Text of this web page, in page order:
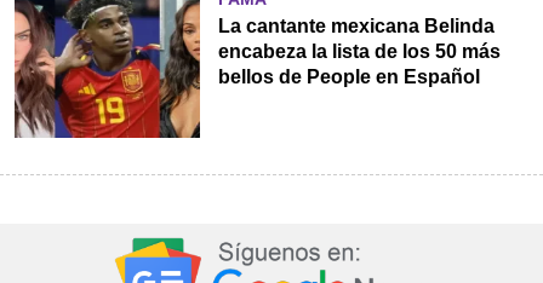
La cantante mexicana Belinda
encabeza la lista de los 50 más
bellos de People en Español